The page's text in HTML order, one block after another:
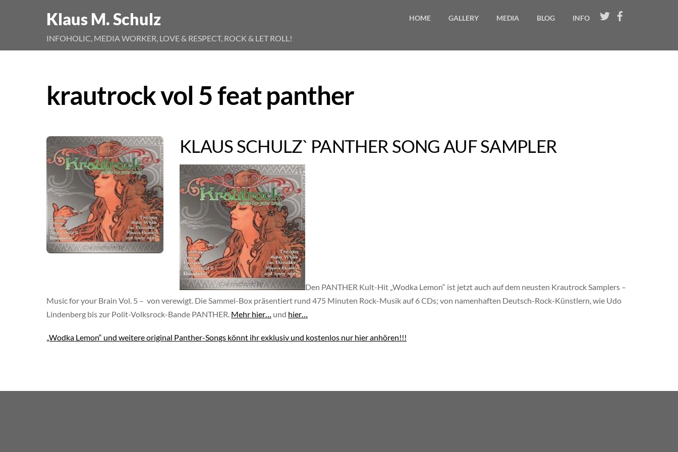
Klaus M. Schulz
INFOHOLIC, MEDIA WORKER, LOVE & RESPECT, ROCK & LET ROLL!
Twitter
HOME GALLERY MEDIA BLOG INFO
krautrock vol 5 feat panther
KLAUS SCHULZ` PANTHER SONG AUF SAMPLER
Den PANTHER Kult-Hit „Wodka Lemon“ ist jetzt auch auf dem neusten Krautrock Samplers –
Music for your Brain Vol. 5 – von verewigt. Die Sammel-Box präsentiert rund 475 Minuten Rock-Musik auf 6 CDs; von namenhaften Deutsch-Rock-Künstlern, wie Udo
Lindenberg bis zur Polit-Volksrock-Bande PANTHER. Mehr hier… und hier…
„Wodka Lemon“ und weitere original Panther-Songs könnt ihr exklusiv und kostenlos nur hier anhören!!!